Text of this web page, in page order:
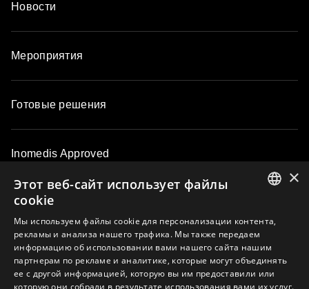
Новости
Мероприятия
Готовые решения
Inomedis Approved
Контакты
О компании
LATVIAN
LITHUANIAN
ESTONIAN
×
Этот веб-сайт использует файлы
cookie
Мы используем файлы cookie для персонализации контента,
рекламы и анализа нашего трафика. Мы также передаем
информацию об использовании вами нашего сайта нашим
партнерам по рекламе и аналитике, которые могут объединять
ее с другой информацией, которую вы им предоставили или
которую они собрали в результате использования вами их услуг.